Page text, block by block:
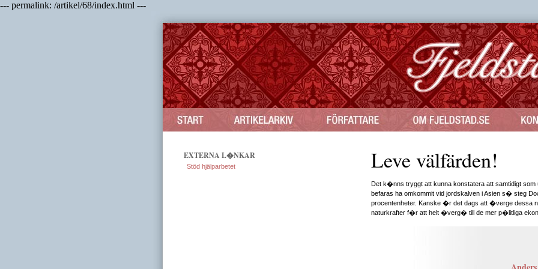
--- permalink: /artikel/68/index.html ---
EXTERNA L�NKAR
Stöd hjälparbetet Leve välfärden!
Det k�nns tryggt att kunna konstatera att samtidigt
befaras ha omkommit vid jordskalven i Asien s� steg
procentenheter. Kanske �r det dags att �verge dessa
naturkrafter f�r att helt �verg� till de mer p�litliga